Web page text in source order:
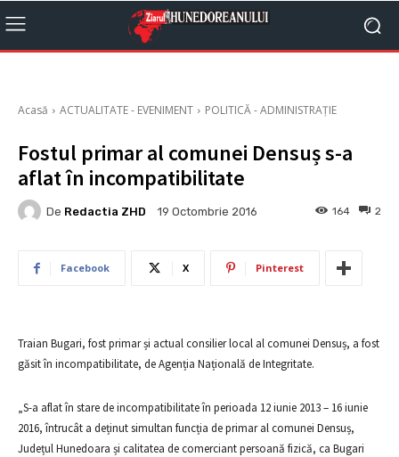
Acasă ACTUALITATE - EVENIMENT POLITICĂ - ADMINISTRAȚIE
Fostul primar al comunei Densuș s-a
aflat în incompatibilitate
De Redactia ZHD 19 Octombrie 2016 2
164
Facebook X Pinterest
Traian Bugari, fost primar și actual consilier local al comunei Densuș, a fost
găsit în incompatibilitate, de Agenția Națională de Integritate.
„S-a aflat în stare de incompatibilitate în perioada 12 iunie 2013 – 16 iunie
2016, întrucât a deținut simultan funcția de primar al comunei Densuș,
Județul Hunedoara și calitatea de comerciant persoană fizică, ca Bugari